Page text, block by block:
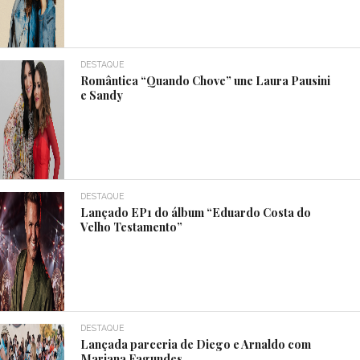
DESTAQUE
Romântica “Quando Chove” une Laura Pausini
e Sandy
DESTAQUE
Lançado EP1 do álbum “Eduardo Costa do
Velho Testamento”
DESTAQUE
Lançada parceria de Diego e Arnaldo com